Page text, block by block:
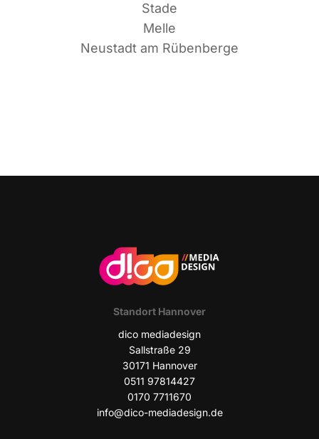
Stade
Melle
Neu­stadt am Rübenberge
Stand­ort Hannover
dico media­de­sign
Sall­stra­ße 29
30171 Han­no­ver
0511 97814427
0170 7711670
info@dico-mediadesign.de